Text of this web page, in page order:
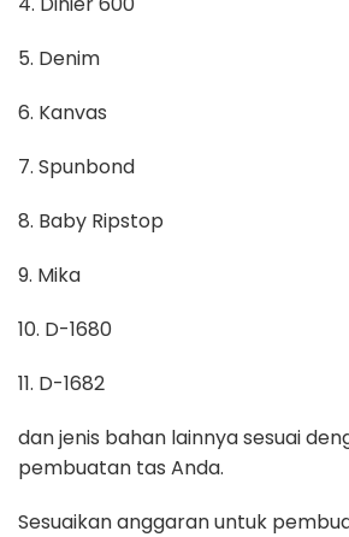
5. Denim
6. Kanvas
7. Spunbond
8. Baby Ripstop
9. Mika
10. D-1680
11. D-1682
dan jenis bahan lainnya sesuai
pembuatan tas Anda.
Sesuaikan anggaran untuk